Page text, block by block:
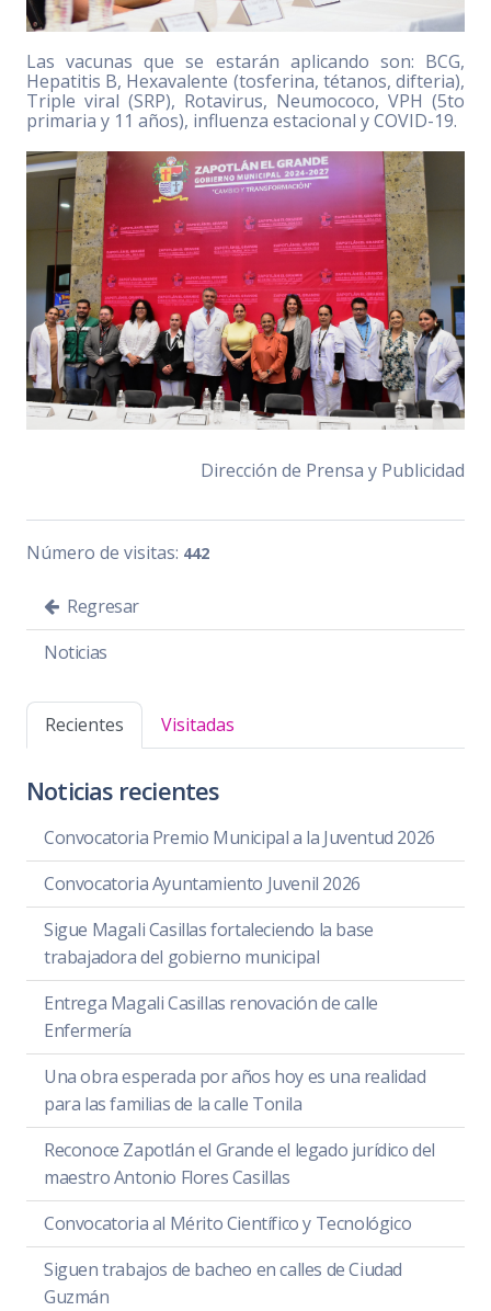
Las vacunas que se estarán aplicando son: BCG,
Hepatitis B, Hexavalente (tosferina, tétanos, difteria),
Triple viral (SRP), Rotavirus, Neumococo, VPH (5to
primaria y 11 años), influenza estacional y COVID-19.
Dirección de Prensa y Publicidad
Número de visitas: 442
Regresar
Noticias
Recientes Visitadas
Noticias recientes
Convocatoria Premio Municipal a la Juventud 2026
Convocatoria Ayuntamiento Juvenil 2026
Sigue Magali Casillas fortaleciendo la base
trabajadora del gobierno municipal
Entrega Magali Casillas renovación de calle
Enfermería
Una obra esperada por años hoy es una realidad
para las familias de la calle Tonila
Reconoce Zapotlán el Grande el legado jurídico del
maestro Antonio Flores Casillas
Convocatoria al Mérito Científico y Tecnológico
Siguen trabajos de bacheo en calles de Ciudad
Guzmán